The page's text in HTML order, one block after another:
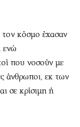
κόσμο έχασαν
ενώ
που νοσούν με
άνθρωποι, εκ των
σε κρίσιμη ή